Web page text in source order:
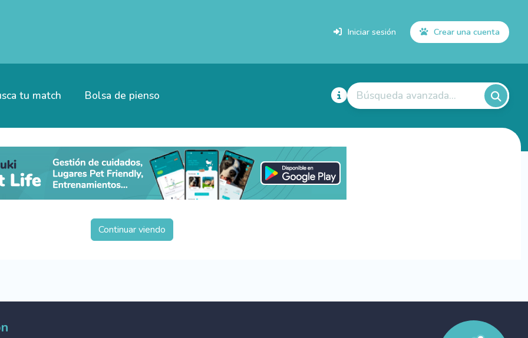
Iniciar sesión Crear una cuenta
tu match Bolsa de pienso Búsqueda avanzada...
Continuar viendo